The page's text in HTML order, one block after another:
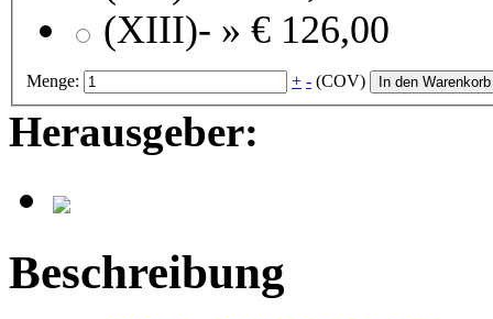
(XIII)- » € 126,00
Menge: + - (COV) In den Warenkorb
Herausgeber:
Beschreibung